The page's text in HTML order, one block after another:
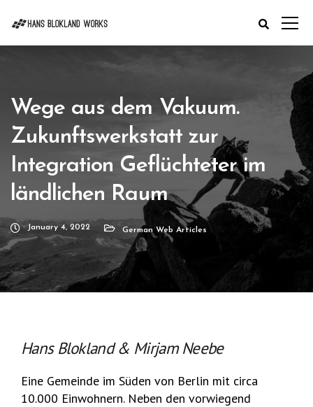
Wege aus dem Vakuum.
Zukunftswerkstatt zur
Integration Geflüchteter im
ländlichen Raum
January 4, 2022 German Web Articles
Hans Blokland & Mirjam Neebe
Eine Gemeinde im Süden von Berlin mit circa
10.000 Einwohnern. Neben den vorwiegend